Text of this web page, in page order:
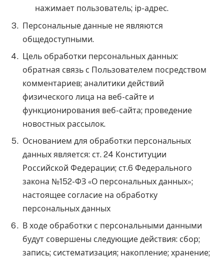
нажимает пользователь; ip-адрес.
Персональные данные не являются
общедоступными.
Цель обработки персональных данных:
обратная связь с Пользователем посредством
комментариев; аналитики действий
физического лица на веб-сайте и
функционирования веб-сайта; проведение
новостных рассылок.
Основанием для обработки персональных
данных является: ст. 24 Конституции
Российской Федерации; ст.6 Федерального
закона №152-ФЗ «О персональных данных»;
настоящее согласие на обработку
персональных данных
В ходе обработки с персональными данными
будут совершены следующие действия: сбор;
запись; систематизация; накопление; хранение;